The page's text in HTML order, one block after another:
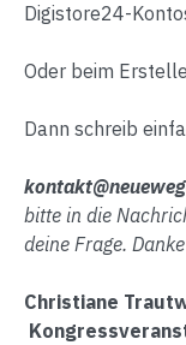
Digistore24-
Oder beim
Dann schreib
bitte in die
deine Frage. Danke
Christiane